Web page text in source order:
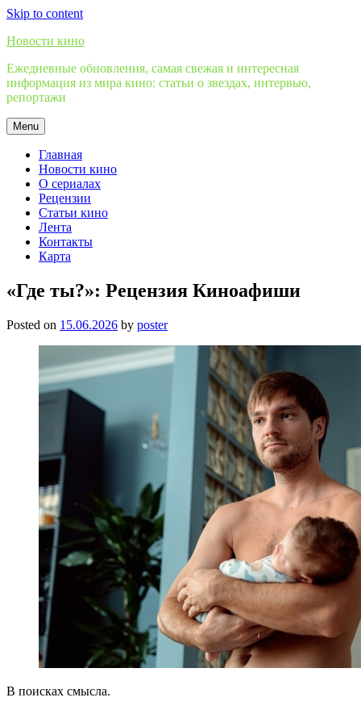
Skip to content
Новости кино
Ежедневные обновления, самая свежая и интересная
информация из мира кино: статьи о звездах, интервью,
репортажи
Menu
Главная
Новости кино
О сериалах
Рецензии
Статьи кино
Лента
Контакты
Карта
«Где ты?»: Рецензия Киноафиши
Posted on 15.06.2026 by poster
В поисках смысла.